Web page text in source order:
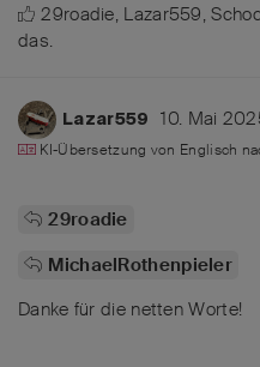
29roadie, Lazar559,
das.
Lazar559 10. Mai
KI-Übersetzung von Englisch
29roadie
MichaelRothenpieler
Danke für die netten Worte!